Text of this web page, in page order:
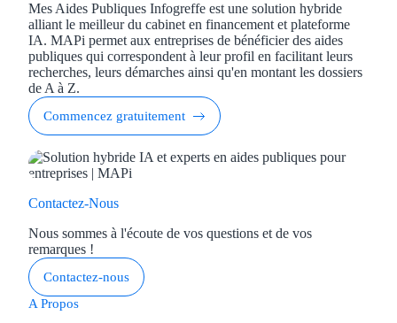
Mes Aides Publiques Infogreffe est une solution hybride
alliant le meilleur du cabinet en financement et plateforme
IA. MAPi permet aux entreprises de bénéficier des aides
publiques qui correspondent à leur profil en facilitant leurs
recherches, leurs démarches ainsi qu'en montant les dossiers
de A à Z.
Commencez gratuitement
Contactez-Nous
Nous sommes à l'écoute de vos questions et de vos
remarques !
Contactez-nous
A Propos